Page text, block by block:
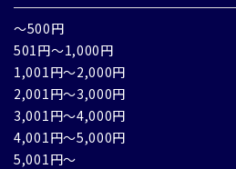
～500円
501円～1,000円
1,001円～2,000円
2,001円～3,000円
3,001円～4,000円
4,001円～5,000円
5,001円～